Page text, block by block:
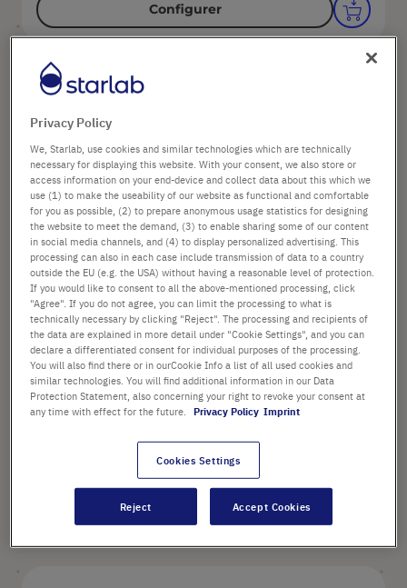
Configurer
1,25 ml Pointe XL graduée TipOne®,
Naturel
Options disponibles
Volume: 1.25 ml
Couleur: Naturel
Prix catalogue indiqué. [*hors TVA et frais de port]
Configurer
Privacy Policy
We, Starlab, use cookies and similar technologies which are technically
necessary for displaying this website. With your consent, we also store or
access information on your end-device and collect data about this which we
use (1) to make the useability of our website as functional and comfortable
for you as possible, (2) to prepare anonymous usage statistics for designing
the website to meet the demand, (3) to enable sharing some of our content
in social media channels, and (4) to display personalized advertising. This
processing can also in each case include transmission of data to a country
outside the EU (e.g. the USA) without having a reasonable level of protection.
If you would like to consent to all the above-mentioned processing, click
"Agree". If you do not agree, you can limit the processing to what is
technically necessary by clicking "Reject". The processing and recipients of
the data are explained in more detail under "Cookie Settings", and you can
declare a differentiated consent for individual purposes of the processing.
You will also find there or in ourCookie Info a list of all used cookies and
similar technologies. You will find additional information in our Data
Protection Statement, also concerning your right to revoke your consent at
any time with effect for the future.
Privacy Policy Imprint
Cookies Settings
Reject Accept Cookies